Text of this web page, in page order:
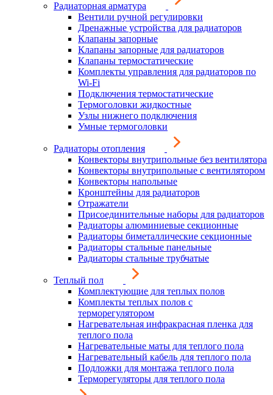
Радиаторная арматура
Вентили ручной регулировки
Дренажные устройства для радиаторов
Клапаны запорные
Клапаны запорные для радиаторов
Клапаны термостатические
Комплекты управления для радиаторов по
Wi-Fi
Подключения термостатические
Термоголовки жидкостные
Узлы нижнего подключения
Умные термоголовки
Радиаторы отопления
Конвекторы внутрипольные без вентилятора
Конвекторы внутрипольные с вентилятором
Конвекторы напольные
Кронштейны для радиаторов
Отражатели
Присоединительные наборы для радиаторов
Радиаторы алюминиевые секционные
Радиаторы биметаллические секционные
Радиаторы стальные панельные
Радиаторы стальные трубчатые
Теплый пол
Комплектующие для теплых полов
Комплекты теплых полов с
терморегулятором
Нагревательная инфракрасная пленка для
теплого пола
Нагревательные маты для теплого пола
Нагревательный кабель для теплого пола
Подложки для монтажа теплого пола
Терморегуляторы для теплого пола